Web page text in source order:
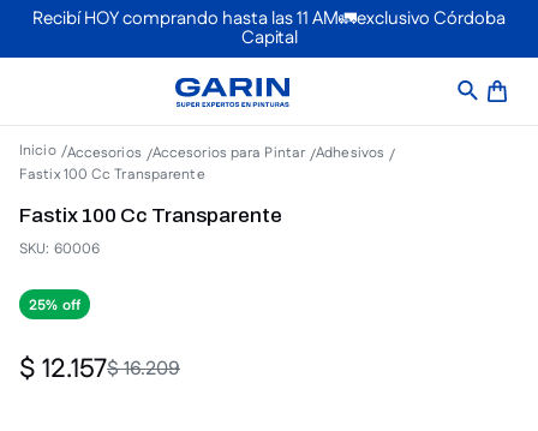
Recibí HOY comprando hasta las 11 AM🚛exclusivo Córdoba
Capital
Accesorios Accesorios para Pintar Adhesivos
Fastix 100 Cc Transparente
Fastix 100 Cc Transparente
SKU: 60006
25%
$16.209
$12.157